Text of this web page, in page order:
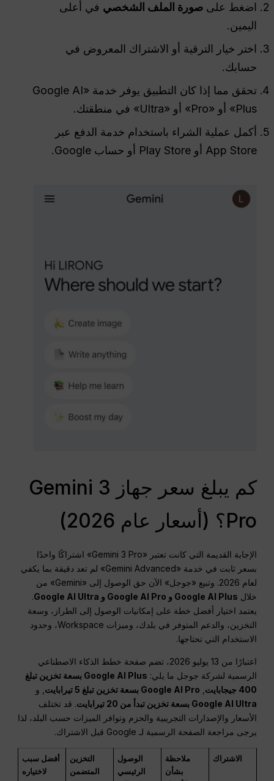
اضغط علىصورة الملف الشخصي في أعلى
اليمين.
اختر خيار الترقية أو الاشتراك المعروض في
حسابك.
تحقق مما إذا كان التطبيق يوفر خدمة «Google AI
Plus» أو «Pro» أو «Ultra» في منطقتك.
أكمل عملية الشراء باستخدام خدمة الدفع عبر
App Store أو Play Store أو حساب Google.
كم يبلغ سعر جهاز Gemini 3
Pro؟ (أسعار عام 2026)
الإجابة القديمة التي كانت تعتبر «Gemini 3 Pro» اشتراكًا واحدًا
بسعر ثابت في خدمة «Gemini Advanced» لم تعد دقيقة بما يكفي
لعام 2026. وتبيع «جوجل» الآن حق الوصول إلى «Gemini» من
خلال Google AI Plus و Google AI Pro و Google AI Ultra
.
يعتمد اختيار أفضل خطة على إمكانيات الوصول إلى الطراز، وسعة
التخزين، والدعم المتوفر في بلدك، وميزات Workspace، وحدود
الاستخدام التي تحتاجها.
اعتبارًا من 13 يوليو 2026، تضم صفحة خطط الذكاء الاصطناعي
الرسمية لشركة جوجل ما يلي:
Google AI Plus بسعة تخزين تبلغ
400 جيجابايت
Google AI Pro بسعة تخزين تبلغ 5 تيرابايت
, و
Google AI Ultra بسعة تخزين تبدأ من 20 تيرابايت
. قد تختلف
الأسعار والإصدارات التجريبية والحزم وتوافر الميزات حسب البلد، لذا
يرجى مراجعة الصفحة الرسمية لـ Google قبل الاشتراك.
الاشتراك
ملاحظة
بشأن
الوصول
الرئيسي
التخزين
المتضمن
أفضل سبب
لاختياره